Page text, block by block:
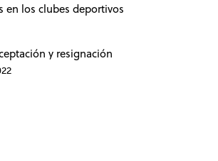
en los clubes deportivos
y resignación